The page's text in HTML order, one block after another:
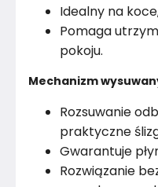
Idealny na
Pomaga
pokoju.
Mechanizm
Rozsuwanie
praktyczne
Gwarantuje
Rozwiązanie